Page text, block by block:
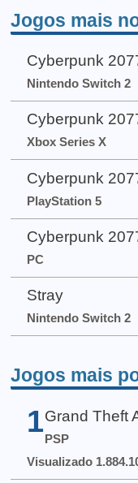
Jogos mais
Cyberpunk
Nintendo Switch 2
Cyberpunk
Xbox Series X
Cyberpunk
PlayStation 5
Cyberpunk
PC
Stray
Nintendo Switch 2
Jogos mais
1 Grand Theft
PSP
Visualizado